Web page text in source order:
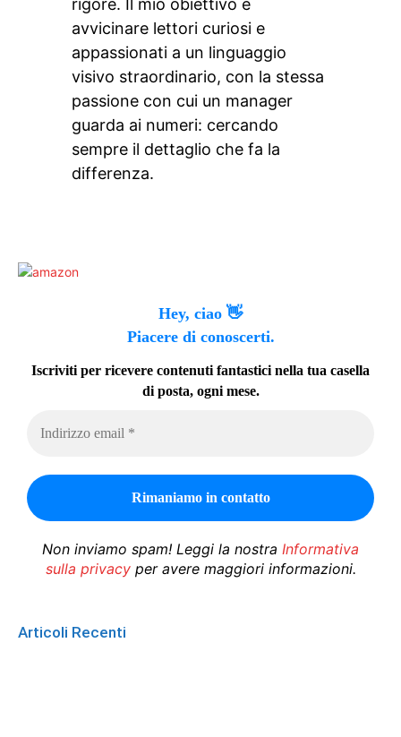
rigore. Il mio obiettivo è
avvicinare lettori curiosi e
appassionati a un linguaggio
visivo straordinario, con la stessa
passione con cui un manager
guarda ai numeri: cercando
sempre il dettaglio che fa la
differenza.
Hey, ciao 👋
Piacere di conoscerti.
Iscriviti per ricevere contenuti fantastici nella tua casella
di posta, ogni mese.
Non inviamo spam! Leggi la nostra Informativa
sulla privacyper avere maggiori informazioni.
Articoli Recenti